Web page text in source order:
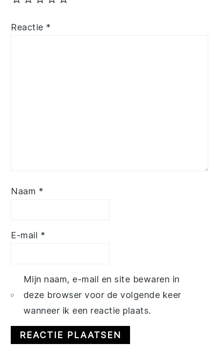
Reactie *
Naam *
E-mail *
Mijn naam, e-mail en site bewaren in
deze browser voor de volgende keer
wanneer ik een reactie plaats.